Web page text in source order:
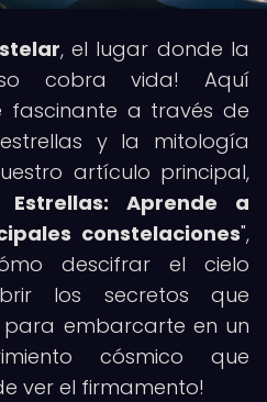
, el lugar donde la
cobra vida! Aquí
fascinante a través de
y la mitología
artículo principal,
Aprende a
constelaciones",
descifrar el cielo
los secretos que
para embarcarte en un
cósmico que
ver el firmamento!